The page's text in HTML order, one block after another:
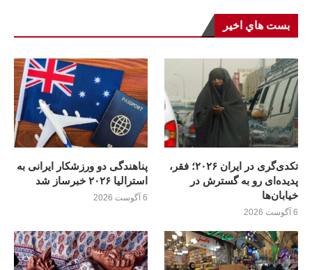
بست هاي اخير
تکدی‌گری در ایران ۲۰۲۶؛ فقر،
پدیده‌ای رو به گسترش در
خیابان‌ها
6 آگوست 2026
پناهندگی دو ورزشکار ایرانی به
استرالیا ۲۰۲۶ خبرساز شد
6 آگوست 2026